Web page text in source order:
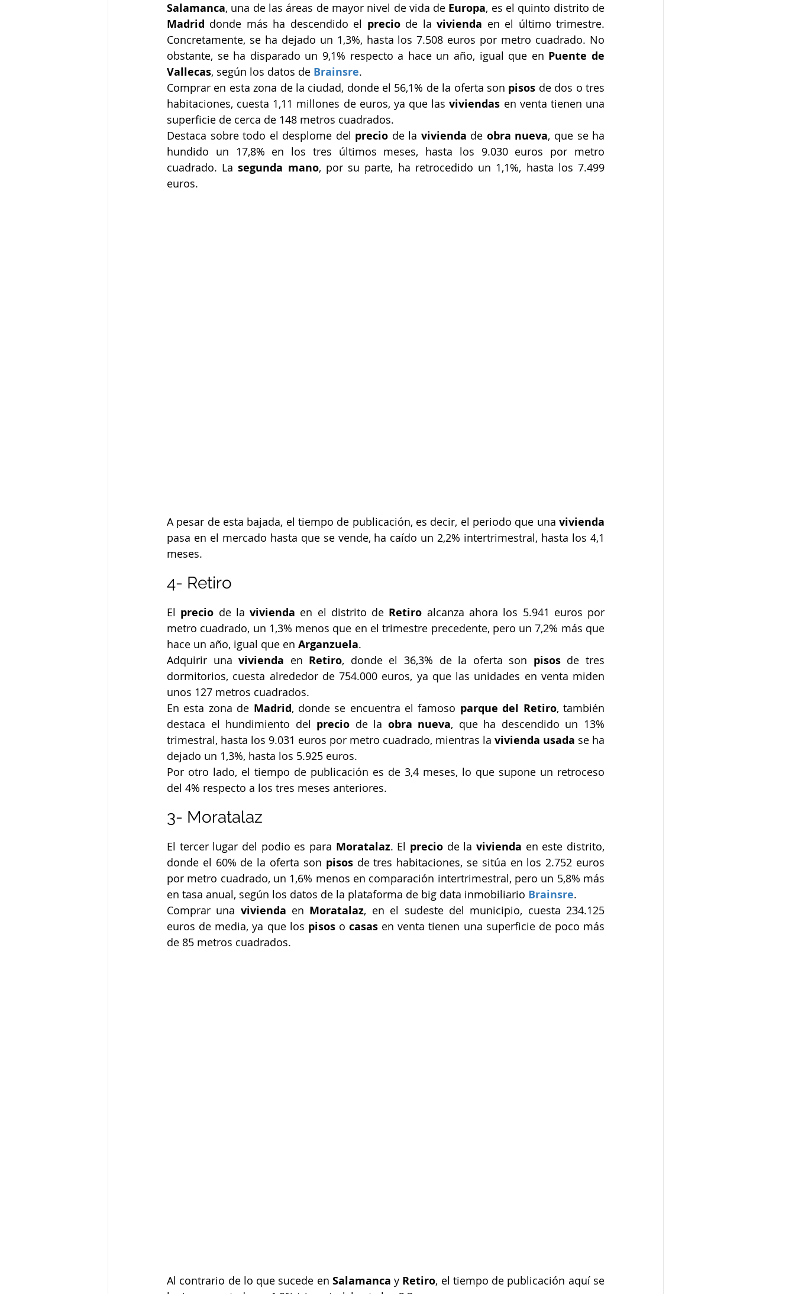
Salamanca, una de las áreas de mayor nivel de vida de Europa
Madrid donde más ha descendido el precio de la vivienda en el último trimestre.
Concretamente, se ha dejado un 1,3%, hasta los 7.508 euros por metro cuadrado. No
obstante, se ha disparado un 9,1% respecto a hace un año, igual que en Puente de
Vallecas, según los datos de Brainsre.
Comprar en esta zona de la ciudad, donde el 56,1% de la oferta son pisos de dos o tres
habitaciones, cuesta 1,11 millones de euros, ya que las viviendas en venta tienen una
superficie de cerca de 148 metros cuadrados.
Destaca sobre todo el desplome del precio de la vivienda de obra nueva, que se ha
hundido un 17,8% en los tres últimos meses, hasta los 9.030 euros por metro
cuadrado. La segunda mano, por su parte, ha retrocedido un 1,1%, hasta los 7.499
euros.
A pesar de esta bajada, el tiempo de publicación, es decir, el periodo que una vivienda
pasa en el mercado hasta que se vende, ha caído un 2,2% intertrimestral, hasta los 4,1
meses.
4- Retiro
El precio de la vivienda en el distrito de Retiro alcanza ahora los 5.941 euros por
metro cuadrado, un 1,3% menos que en el trimestre precedente, pero un 7,2% más que
hace un año, igual que en Arganzuela.
Adquirir una vivienda en Retiro, donde el 36,3% de la oferta son pisos de tres
dormitorios, cuesta alrededor de 754.000 euros, ya que las unidades en venta miden
unos 127 metros cuadrados.
En esta zona de Madrid, donde se encuentra el famoso parque del Retiro, también
destaca el hundimiento del precio de la obra nueva, que ha descendido un 13%
trimestral, hasta los 9.031 euros por metro cuadrado, mientras la vivienda usada se ha
dejado un 1,3%, hasta los 5.925 euros.
Por otro lado, el tiempo de publicación es de 3,4 meses, lo que supone un retroceso
del 4% respecto a los tres meses anteriores.
3- Moratalaz
El tercer lugar del podio es para Moratalaz. El precio de la vivienda en este distrito,
donde el 60% de la oferta son pisos de tres habitaciones, se sitúa en los 2.752 euros
por metro cuadrado, un 1,6% menos en comparación intertrimestral, pero un 5,8% más
en tasa anual, según los datos de la plataforma de big data inmobiliario Brainsre.
Comprar una vivienda en Moratalaz, en el sudeste del municipio, cuesta 234.125
euros de media, ya que los pisos o casas en venta tienen una superficie de poco más
de 85 metros cuadrados.
Al contrario de lo que sucede en Salamanca y Retiro, el tiempo de publicación aquí se